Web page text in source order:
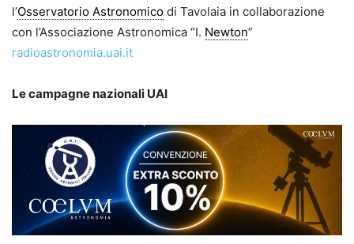
l’Osservatorio Astronomico di Tavolaia in collaborazione
con l’Associazione Astronomica “I. Newton”
radioastronomia.uai.it
Le campagne nazionali UAI